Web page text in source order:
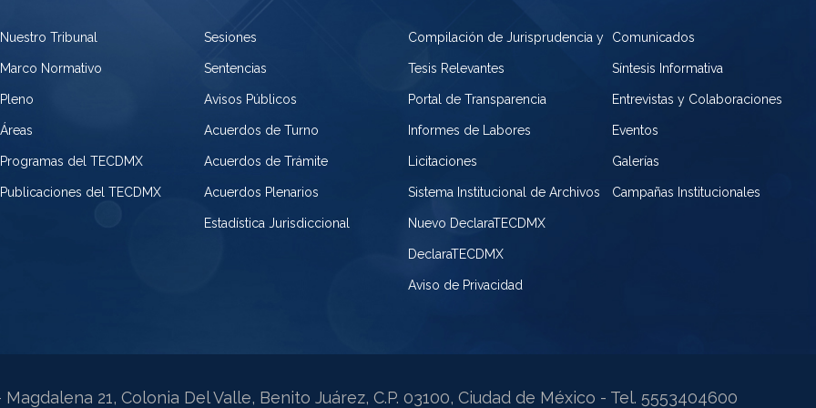
Nuestro Tribunal
Marco Normativo
Pleno
Áreas
Programas del TECDMX
Publicaciones del TECDMX
Sesiones
Sentencias
Avisos Públicos
Acuerdos de Turno
Acuerdos de Trámite
Acuerdos Plenarios
Estadística Jurisdiccional
Compilación de Jurisprudencia y
Tesis Relevantes
Portal de Transparencia
Informes de Labores
Licitaciones
Sistema Institucional de Archivos
Nuevo DeclaraTECDMX
DeclaraTECDMX
Aviso de Privacidad
Comunicados
Síntesis Informativa
Entrevistas y Colaboraciones
Eventos
Galerías
Campañas Institucionales
21, Colonia Del Valle, Benito Juárez, C.P. 03100, Ciudad de México - Tel. 5553404600